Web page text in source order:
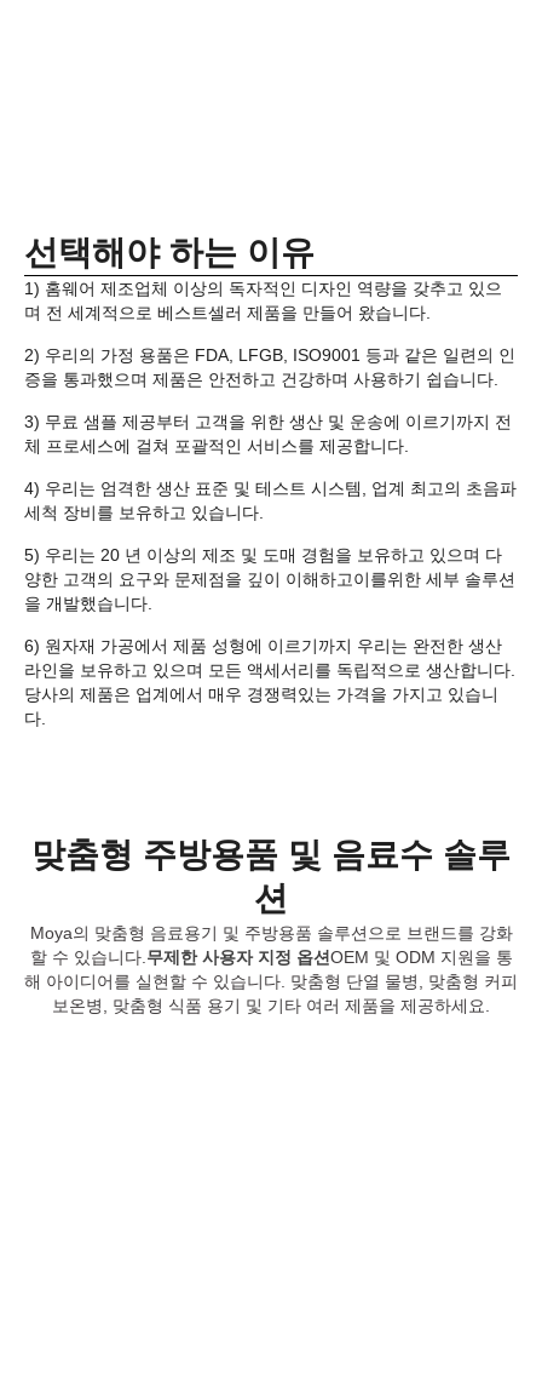
선택해야 하는 이유
1) 홈웨어 제조업체 이상의 독자적인 디자인 역량을 갖추고 있으
며 전 세계적으로 베스트셀러 제품을 만들어 왔습니다.
2) 우리의 가정 용품은 FDA, LFGB, ISO9001 등과 같은 일련의 인
증을 통과했으며 제품은 안전하고 건강하며 사용하기 쉽습니다.
3) 무료 샘플 제공부터 고객을 위한 생산 및 운송에 이르기까지 전
체 프로세스에 걸쳐 포괄적인 서비스를 제공합니다.
4) 우리는 엄격한 생산 표준 및 테스트 시스템, 업계 최고의 초음파
세척 장비를 보유하고 있습니다.
5) 우리는 20 년 이상의 제조 및 도매 경험을 보유하고 있으며 다
양한 고객의 요구와 문제점을 깊이 이해하고이를위한 세부 솔루션
을 개발했습니다.
6) 원자재 가공에서 제품 성형에 이르기까지 우리는 완전한 생산
라인을 보유하고 있으며 모든 액세서리를 독립적으로 생산합니다.
당사의 제품은 업계에서 매우 경쟁력있는 가격을 가지고 있습니
다.
맞춤형 주방용품 및 음료수 솔루
션
Moya의 맞춤형 음료용기 및 주방용품 솔루션으로 브랜드를 강화
할 수 있습니다. 무제한 사용자 지정 옵션OEM 및 ODM 지원을 통
해 아이디어를 실현할 수 있습니다. 맞춤형 단열 물병, 맞춤형 커피
보온병, 맞춤형 식품 용기 및 기타 여러 제품을 제공하세요.